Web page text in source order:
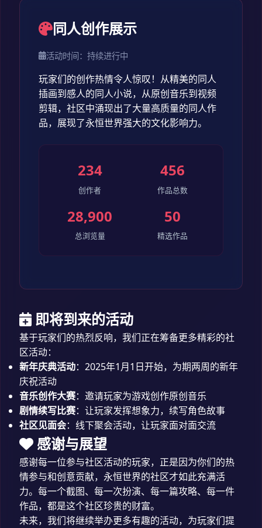
同人创作展示
活动时间：持续进行中
玩家们的创作热情令人惊叹！从精美的同人
插画到感人的同人小说，从原创音乐到视频
剪辑，社区中涌现出了大量高质量的同人作
品，展现了永恒世界强大的文化影响力。
234
创作者
456
作品总数
28,900
总浏览量
50
精选作品
即将到来的活动
基于玩家们的热烈反响，我们正在筹备更多精彩的社
区活动：
新年庆典活动：2025年1月1日开始，为期两周的新年
庆祝活动
音乐创作大赛：邀请玩家为游戏创作原创音乐
剧情续写比赛：让玩家发挥想象力，续写角色故事
社区见面会：线下聚会活动，让玩家面对面交流
感谢与展望
感谢每一位参与社区活动的玩家，正是因为你们的热
情参与和创意贡献，永恒世界的社区才如此充满活
力。每一个截图、每一次扮演、每一篇攻略、每一件
作品，都是这个社区珍贵的财富。
未来，我们将继续举办更多有趣的活动，为玩家们提